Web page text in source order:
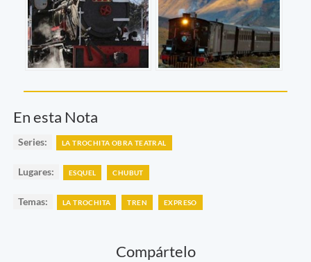
En esta Nota
Series: LA TROCHITA OBRA TEATRAL
Lugares: ESQUEL CHUBUT
Temas: LA TROCHITA TREN EXPRESO
Compártelo